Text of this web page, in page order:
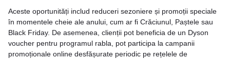
Aceste oportunități includ reduceri sezoniere și promoții speciale
în momentele cheie ale anului, cum ar fi Crăciunul, Paștele sau
Black Friday. De asemenea, clienții pot beneficia de un Dyson
voucher pentru programul rabla, pot participa la campanii
promoționale online desfășurate periodic pe rețelele de